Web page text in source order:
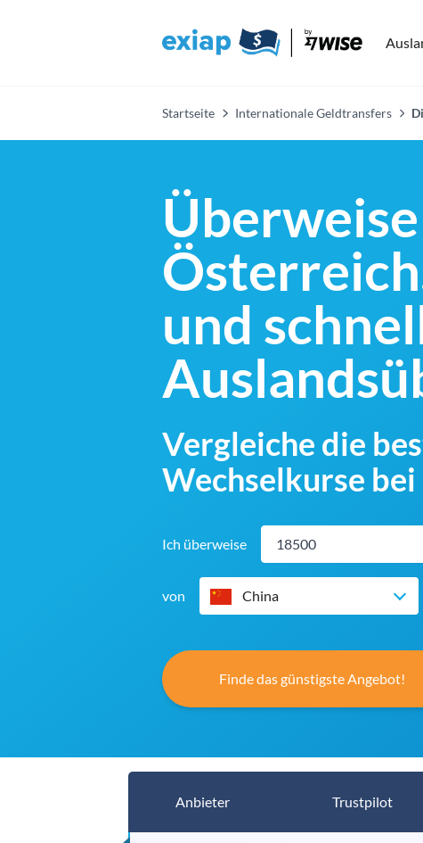
Startseite Internationale Geldtransfers
und
Vergleiche die
Wechselkurse
Ich überweise
von China
Finde das günstigste Angebot!
Anbieter Trustpilot